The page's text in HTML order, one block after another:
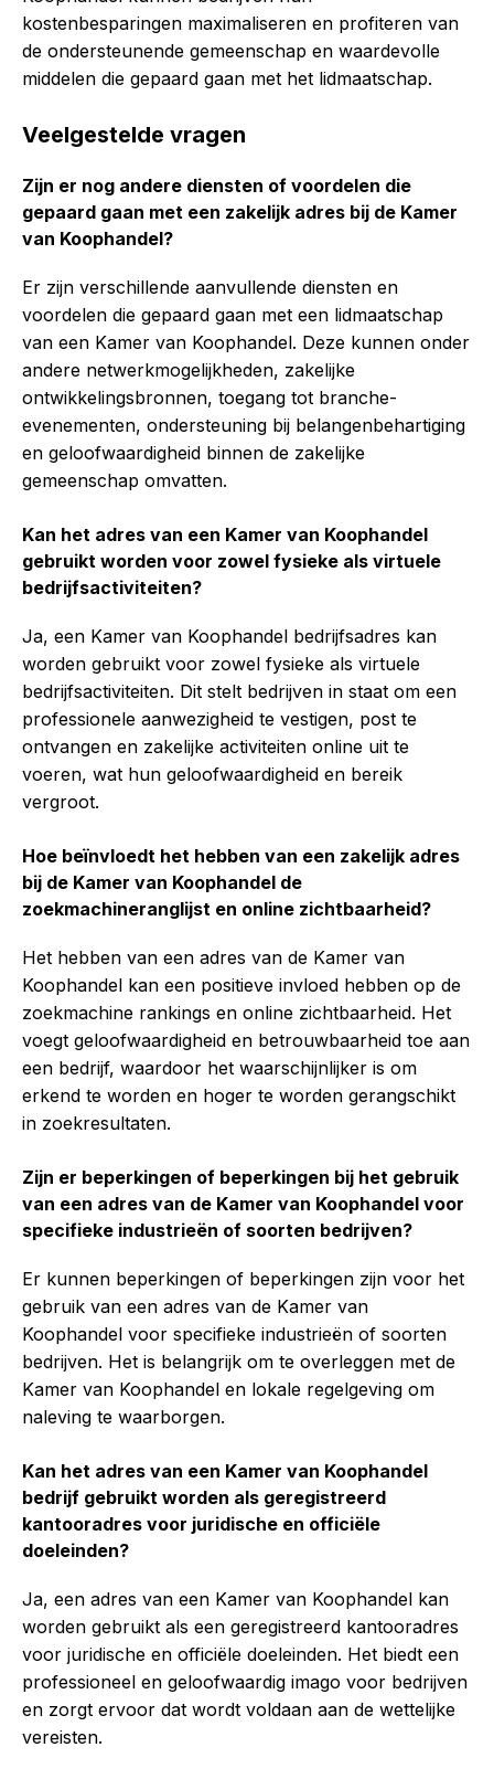
kostenbesparingen maximaliseren en profiteren van
de ondersteunende gemeenschap en waardevolle
middelen die gepaard gaan met het lidmaatschap.
Veelgestelde vragen
Zijn er nog andere diensten of voordelen die
gepaard gaan met een zakelijk adres bij de Kamer
van Koophandel?
Er zijn verschillende aanvullende diensten en
voordelen die gepaard gaan met een lidmaatschap
van een Kamer van Koophandel. Deze kunnen onder
andere netwerkmogelijkheden, zakelijke
ontwikkelingsbronnen, toegang tot branche-
evenementen, ondersteuning bij belangenbehartiging
en geloofwaardigheid binnen de zakelijke
gemeenschap omvatten.
Kan het adres van een Kamer van Koophandel
gebruikt worden voor zowel fysieke als virtuele
bedrijfsactiviteiten?
Ja, een Kamer van Koophandel bedrijfsadres kan
worden gebruikt voor zowel fysieke als virtuele
bedrijfsactiviteiten. Dit stelt bedrijven in staat om een
professionele aanwezigheid te vestigen, post te
ontvangen en zakelijke activiteiten online uit te
voeren, wat hun geloofwaardigheid en bereik
vergroot.
Hoe beïnvloedt het hebben van een zakelijk adres
bij de Kamer van Koophandel de
zoekmachineranglijst en online zichtbaarheid?
Het hebben van een adres van de Kamer van
Koophandel kan een positieve invloed hebben op de
zoekmachine rankings en online zichtbaarheid. Het
voegt geloofwaardigheid en betrouwbaarheid toe aan
een bedrijf, waardoor het waarschijnlijker is om
erkend te worden en hoger te worden gerangschikt
in zoekresultaten.
Zijn er beperkingen of beperkingen bij het gebruik
van een adres van de Kamer van Koophandel voor
specifieke industrieën of soorten bedrijven?
Er kunnen beperkingen of beperkingen zijn voor het
gebruik van een adres van de Kamer van
Koophandel voor specifieke industrieën of soorten
bedrijven. Het is belangrijk om te overleggen met de
Kamer van Koophandel en lokale regelgeving om
naleving te waarborgen.
Kan het adres van een Kamer van Koophandel
bedrijf gebruikt worden als geregistreerd
kantooradres voor juridische en officiële
doeleinden?
Ja, een adres van een Kamer van Koophandel kan
worden gebruikt als een geregistreerd kantooradres
voor juridische en officiële doeleinden. Het biedt een
professioneel en geloofwaardig imago voor bedrijven
en zorgt ervoor dat wordt voldaan aan de wettelijke
vereisten.